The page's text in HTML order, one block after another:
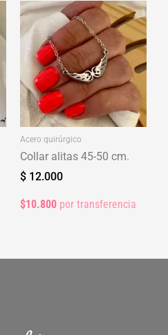
Acero quirúrgico
Collar alitas 45-50 cm.
$ 12.000
$10.800 por transferencia